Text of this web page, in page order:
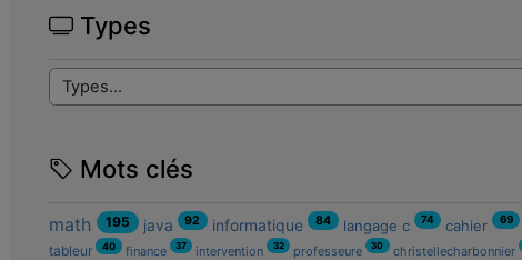
Types
Mots clés
math 195 java 92 informatique 84 langage c 74 cahier 69
tableur 40 finance 37 intervention 32 professeure 30 christellecharbonnier